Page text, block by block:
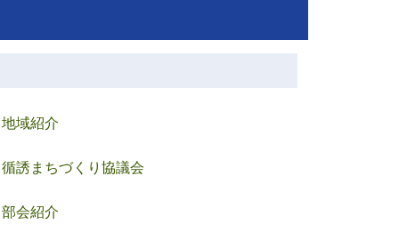
地域紹介
循誘まちづくり協議会
部会紹介